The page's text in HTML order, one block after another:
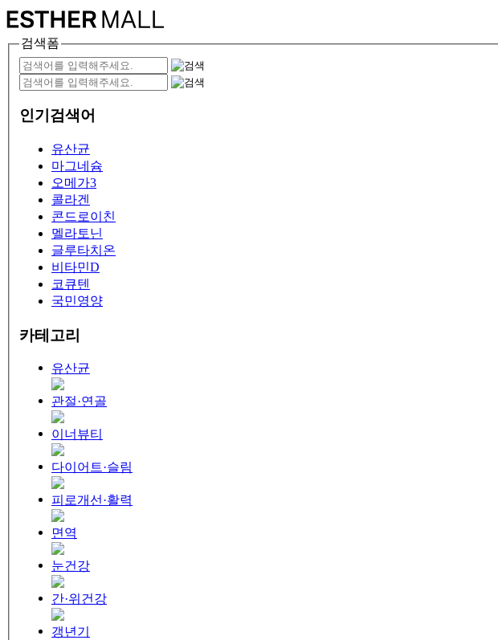
검색폼
인기검색어
유산균
마그네슘
오메가3
콜라겐
콘드로이친
멜라토닌
글루타치온
비타민D
코큐텐
국민영양
카테고리
유산균
관절·연골
이너뷰티
다이어트·슬림
피로개선·활력
면역
눈건강
간·위건강
갱년기